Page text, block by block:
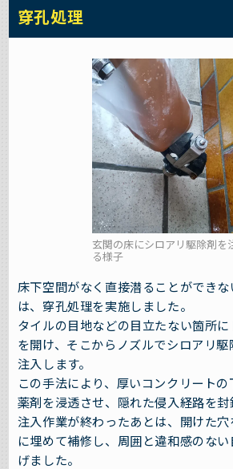
穿孔処理
玄関の床にシロアリ駆除剤を
る様子
床下空間がなく直接潜ることができ
は、穿孔処理を実施しました。
タイルの目地などの目立たない箇所
を開け、そこからノズルでシロアリ
注入します。
この手法により、厚いコンクリート
薬剤を浸透させ、隠れた侵入経路を封
注入作業が終わったあとは、開けた
に埋めて補修し、周囲と違和感のな
げました。